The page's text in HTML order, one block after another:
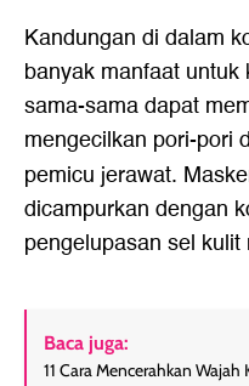
Kandungan di dalam
banyak manfaat
sama-sama dapat
mengecilkan pori-pori
pemicu jerawat.
dicampurkan dengan
pengelupasan sel
Baca juga:
11 Cara Mencerahkan